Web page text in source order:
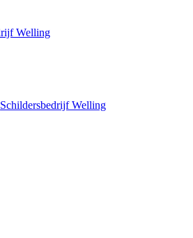
Welling
Schildersbedrijf Welling